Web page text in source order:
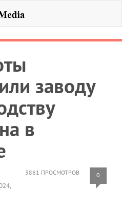
заводу
в
3861 ПРОСМОТРОВ 0